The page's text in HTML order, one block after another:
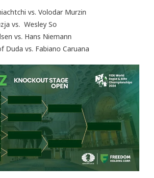
vs. Volodar Murzin
vs. Wesley So
vs. Hans Niemann
Duda vs. Fabiano Caruana